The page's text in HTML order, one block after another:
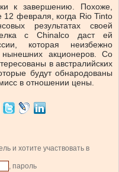
к завершению. Похоже,
12 февраля, когда Rio Tinto
результатах своей
с Chinalco даст ей
которая неизбежно
акционеров. Со
в австралийских
будут обнародованы
в отношении цены.
и хотите участвовать в
, пароль